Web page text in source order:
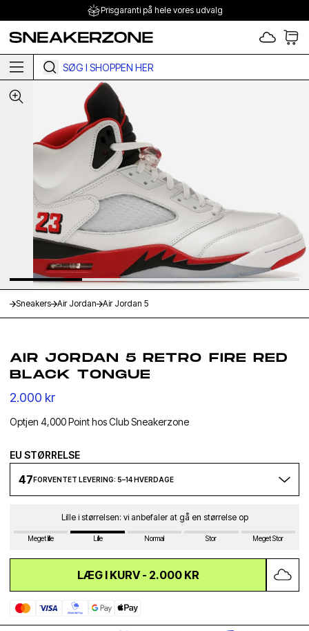
Prisgaranti på hele vores udvalg
Sneakers Air Jordan Air Jordan 5
AIR JORDAN 5 RETRO FIRE RED
BLACK TONGUE
2.000 kr
Optjen 4,000 Point hos Club Sneakerzone
EU STØRRELSE
47 FORVENTET LEVERING: 5–14 HVERDAGE
Lille i størrelsen: vi anbefaler at gå en størrelse op
Meget lille Lille Normal Stor Meget Stor
LÆG I KURV - 2.000 KR